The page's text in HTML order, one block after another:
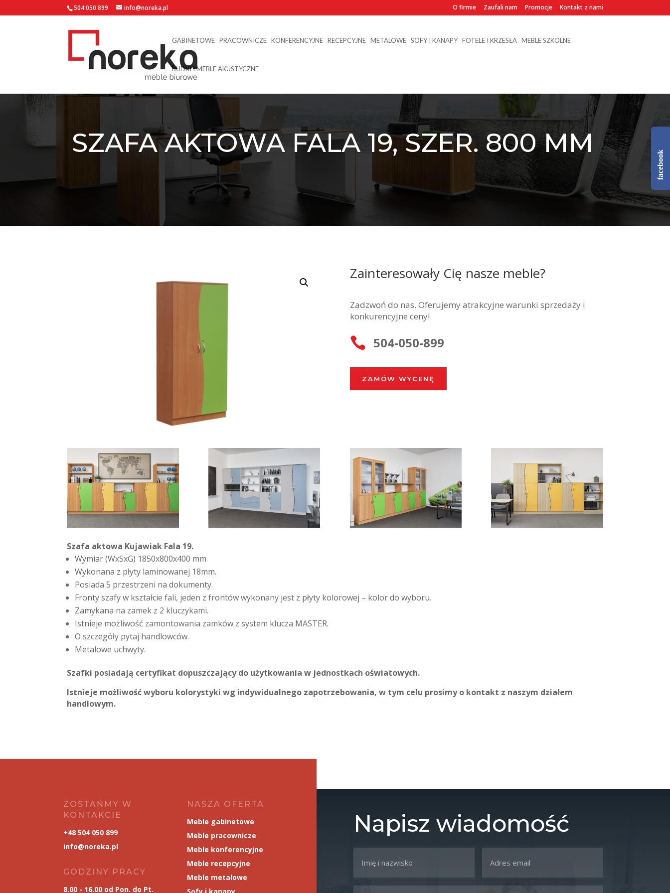
facebook
504 050 899 info@noreka.pl O firmie Zaufali nam Promocje Kontakt z nami
GABINETOWE PRACOWNICZE KONFERENCYJNE RECEPCYJNE METALOWE SOFY I KANAPY FOTELE I KRZESŁA MEBLE SZKOLNE
BUDKI I MEBLE AKUSTYCZNE
SZAFA AKTOWA FALA 19, SZER. 800 MM
Zainteresowały Cię nasze meble?
Zadzwoń do nas. Oferujemy atrakcyjne warunki sprzedaży i
konkurencyjne ceny!
 504-050-899
ZAMÓW WYCENĘ
Szafa aktowa Kujawiak Fala 19.
Wymiar (WxSxG) 1850x800x400 mm.
Wykonana z płyty laminowanej 18mm.
Posiada 5 przestrzeni na dokumenty.
Fronty szafy w kształcie fali, jeden z frontów wykonany jest z płyty kolorowej – kolor do wyboru.
Zamykana na zamek z 2 kluczykami.
Istnieje możliwość zamontowania zamków z system klucza MASTER.
O szczegóły pytaj handlowców.
Metalowe uchwyty.
Szafki posiadają certyfikat dopuszczający do użytkowania w jednostkach oświatowych.
Istnieje możliwość wyboru kolorystyki wg indywidualnego zapotrzebowania, w tym celu prosimy o kontakt z naszym działem
handlowym.
ZOSTAŃMY W
KONTAKCIE
+48 504 050 899
info@noreka.pl
GODZINY PRACY
8.00 - 16.00 od Pon. do Pt.
NASZA OFERTA
Meble gabinetowe
Meble pracownicze
Meble konferencyjne
Meble recepcyjne
Meble metalowe
Napisz wiadomość